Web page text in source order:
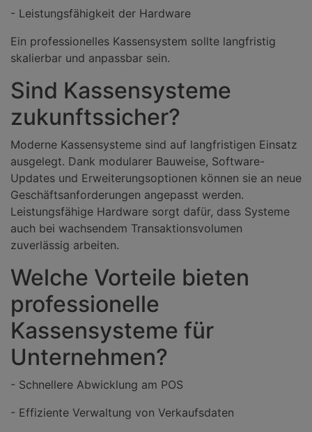
- Leistungsfähigkeit der Hardware
Ein professionelles Kassensystem sollte langfristig
skalierbar und anpassbar sein.
Sind Kassensysteme
zukunftssicher?
Moderne Kassensysteme sind auf langfristigen Einsatz
ausgelegt. Dank modularer Bauweise, Software-
Updates und Erweiterungsoptionen können sie an neue
Geschäftsanforderungen angepasst werden.
Leistungsfähige Hardware sorgt dafür, dass Systeme
auch bei wachsendem Transaktionsvolumen
zuverlässig arbeiten.
Welche Vorteile bieten
professionelle
Kassensysteme für
Unternehmen?
- Schnellere Abwicklung am POS
- Effiziente Verwaltung von Verkaufsdaten